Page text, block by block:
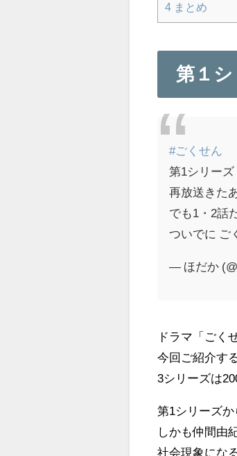
4 まとめ
第１
#ごくせん
第1シリーズ
再放送きた
でも1・2話
ついでに ご
— ほだか
ドラマ「ごく
今回ご紹介す
3シリーズは
第1シリーズか
しかも仲間由
社会現象にな